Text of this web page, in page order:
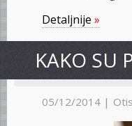
Detaljnije »
KAKO SU
05/12/2014 |